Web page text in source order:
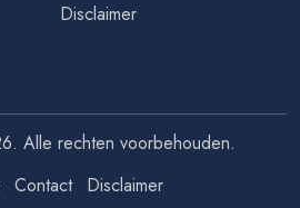
Disclaimer
Alle rechten voorbehouden.
Contact Disclaimer